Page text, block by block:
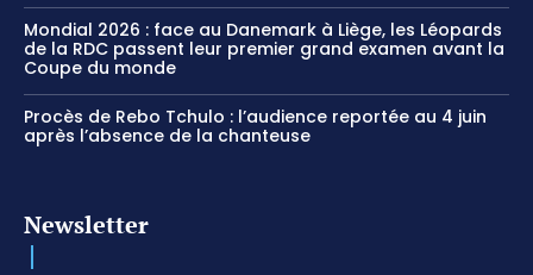
Mondial 2026 : face au Danemark à Liège, les Léopards
de la RDC passent leur premier grand examen avant la
Coupe du monde
Procès de Rebo Tchulo : l’audience reportée au 4 juin
après l’absence de la chanteuse
Newsletter